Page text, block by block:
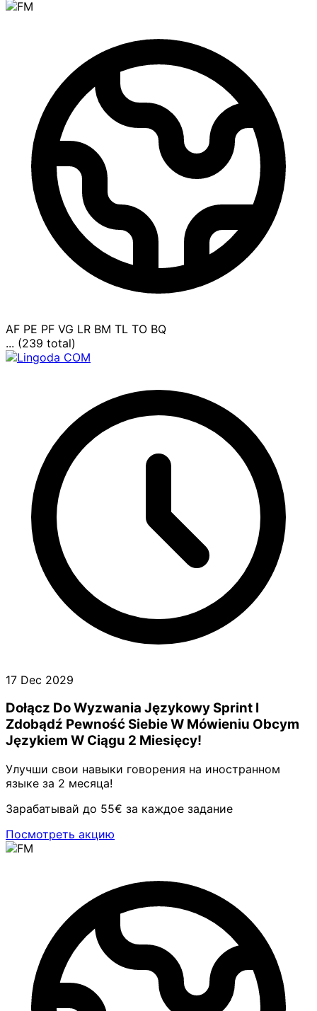
AF PE PF VG LR BM TL TO BQ
... (239 total)
17 Dec 2029
Dołącz Do Wyzwania Językowy Sprint I
Zdobądź Pewność Siebie W Mówieniu Obcym
Językiem W Ciągu 2 Miesięcy!
Улучши свои навыки говорения на иностранном
языке за 2 месяца!
Зарабатывай до 55€ за каждое задание
Посмотреть акцию